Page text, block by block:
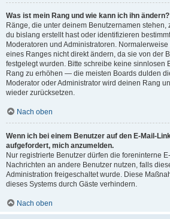
Was ist mein Rang und wie kann ich ihn ändern?
Ränge, die unter deinem Benutzernamen
du bislang erstellt hast oder identifizieren
Moderatoren und Administratoren.
eines Ranges nicht direkt ändern, da sie von der
festgelegt wurden. Bitte schreibe keine sinnlosen
Rang zu erhöhen — die meisten Boards dulden
Moderator oder Administrator wird deinen Rang
wieder zurücksetzen.
Nach oben
Wenn ich bei einem Benutzer auf den E-Mail-
aufgefordert, mich anzumelden.
Nur registrierte Benutzer dürfen die foreninterne
Nachrichten an andere Benutzer nutzen, falls
Administration freigeschaltet wurde. Diese
dieses Systems durch Gäste verhindern.
Nach oben